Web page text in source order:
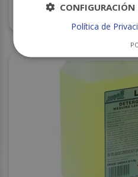
AGUA FUERTE 1L C/15
CONFIGURACIÓN
Política de